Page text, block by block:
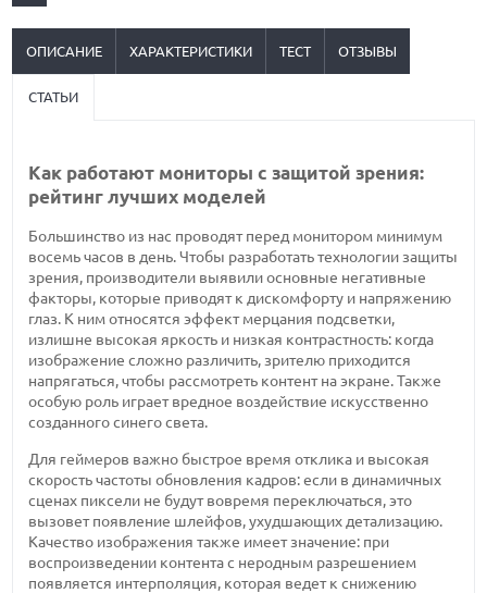
ОПИСАНИЕ ХАРАКТЕРИСТИКИ ТЕСТ ОТЗЫВЫ
СТАТЬИ
Как работают мониторы с защитой зрения:
рейтинг лучших моделей
Большинство из нас проводят перед монитором минимум
восемь часов в день. Чтобы разработать технологии защиты
зрения, производители выявили основные негативные
факторы, которые приводят к дискомфорту и напряжению
глаз. К ним относятся эффект мерцания подсветки,
излишне высокая яркость и низкая контрастность: когда
изображение сложно различить, зрителю приходится
напрягаться, чтобы рассмотреть контент на экране. Также
особую роль играет вредное воздействие искусственно
созданного синего света.
Для геймеров важно быстрое время отклика и высокая
скорость частоты обновления кадров: если в динамичных
сценах пиксели не будут вовремя переключаться, это
вызовет появление шлейфов, ухудшающих детализацию.
Качество изображения также имеет значение: при
воспроизведении контента с неродным разрешением
появляется интерполяция, которая ведет к снижению